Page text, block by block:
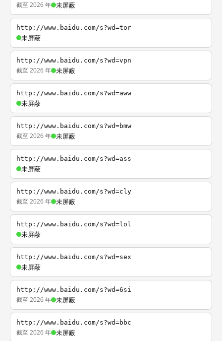
截至 2026 年 未屏蔽
http://www.baidu.com/s?wd=tor
未屏蔽
http://www.baidu.com/s?wd=vpn
截至 2026 年 未屏蔽
http://www.baidu.com/s?wd=aww
未屏蔽
http://www.baidu.com/s?wd=bmw
截至 2026 年 未屏蔽
http://www.baidu.com/s?wd=ass
未屏蔽
http://www.baidu.com/s?wd=cly
截至 2026 年 未屏蔽
http://www.baidu.com/s?wd=lol
未屏蔽
http://www.baidu.com/s?wd=sex
未屏蔽
http://www.baidu.com/s?wd=6si
截至 2026 年 未屏蔽
http://www.baidu.com/s?wd=bbc
截至 2026 年 未屏蔽